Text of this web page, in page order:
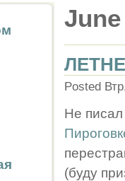
June
Posted
Не писал
(буду